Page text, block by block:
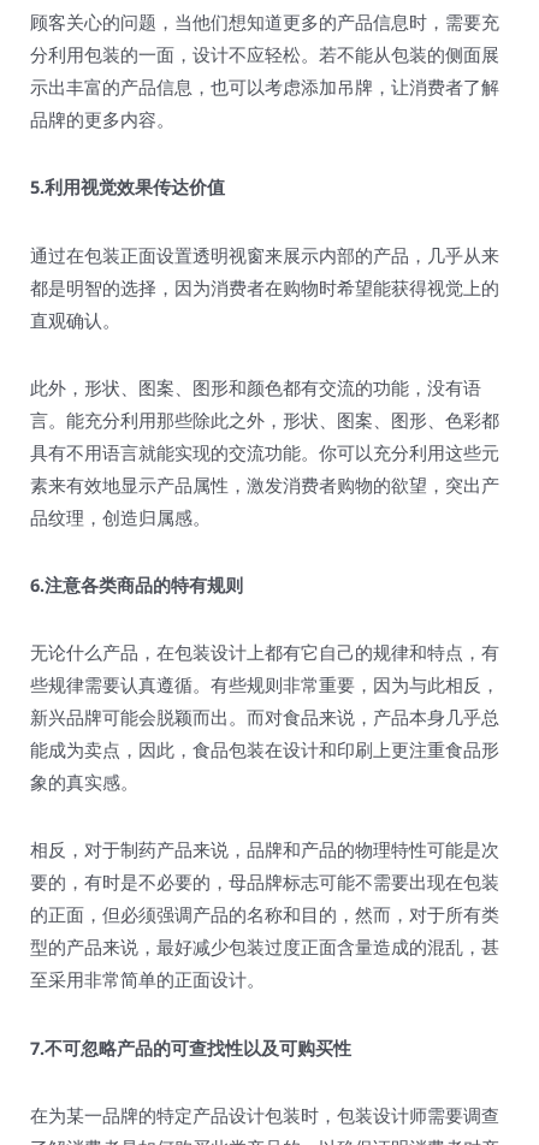
顾客关心的问题，当他们想知道更多的产品信息时，需要充
分利用包装的一面，设计不应轻松。若不能从包装的侧面展
示出丰富的产品信息，也可以考虑添加吊牌，让消费者了解
品牌的更多内容。
5.利用视觉效果传达价值
通过在包装正面设置透明视窗来展示内部的产品，几乎从来
都是明智的选择，因为消费者在购物时希望能获得视觉上的
直观确认。
此外，形状、图案、图形和颜色都有交流的功能，没有语
言。能充分利用那些除此之外，形状、图案、图形、色彩都
具有不用语言就能实现的交流功能。你可以充分利用这些元
素来有效地显示产品属性，激发消费者购物的欲望，突出产
品纹理，创造归属感。
6.注意各类商品的特有规则
无论什么产品，在包装设计上都有它自己的规律和特点，有
些规律需要认真遵循。有些规则非常重要，因为与此相反，
新兴品牌可能会脱颖而出。而对食品来说，产品本身几乎总
能成为卖点，因此，食品包装在设计和印刷上更注重食品形
象的真实感。
相反，对于制药产品来说，品牌和产品的物理特性可能是次
要的，有时是不必要的，母品牌标志可能不需要出现在包装
的正面，但必须强调产品的名称和目的，然而，对于所有类
型的产品来说，最好减少包装过度正面含量造成的混乱，甚
至采用非常简单的正面设计。
7.不可忽略产品的可查找性以及可购买性
在为某一品牌的特定产品设计包装时，包装设计师需要调查